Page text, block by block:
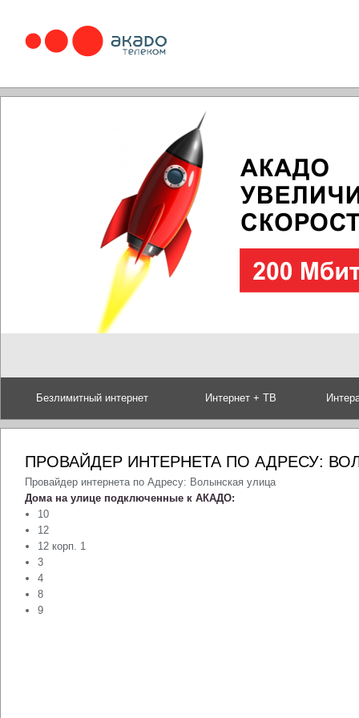
Безлимитный интернет Интернет + ТВ
ПРОВАЙДЕР ИНТЕРНЕТА ПО АДРЕСУ:
Провайдер интернета по Адресу: Волынская улица
Дома на улице подключенные к АКАДО:
10
12
12 корп. 1
3
4
8
9